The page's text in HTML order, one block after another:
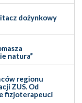
dożynkowy
natura”
regionu
ZUS. Od
fizjoterapeuci